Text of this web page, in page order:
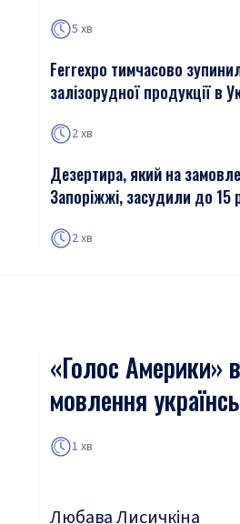
5 хв
Ferrexpo тимчасово
залізорудної продукції в
2 хв
Дезертира, який на
Запоріжжі, засудили до 15
2 хв
«Голос Америки»
мовлення
1 хв
Любава Лисичкіна